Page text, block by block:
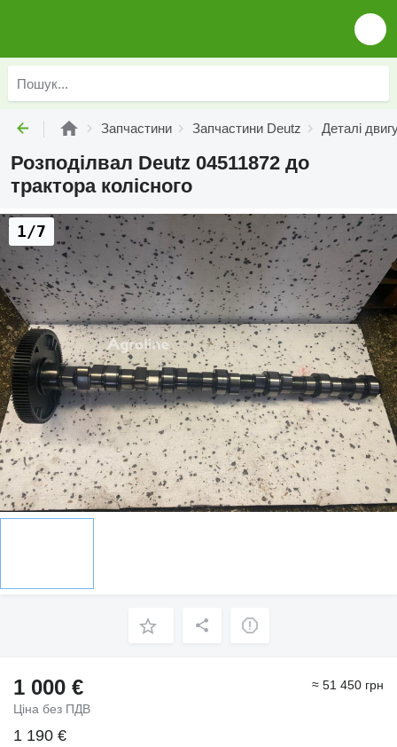
Запчастини Запчастини Deutz Деталі
Розподілвал Deutz 04511872 до
трактора колісного
1/7
1 000 €
Ціна без ПДВ
≈ 51 450 грн
1 190 €